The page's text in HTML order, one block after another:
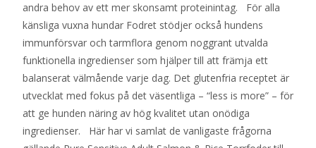
andra behov av ett mer skonsamt proteinintag. För alla
känsliga vuxna hundar Fodret stödjer också hundens
immunförsvar och tarmflora genom noggrant utvalda
funktionella ingredienser som hjälper till att främja ett
balanserat välmående varje dag. Det glutenfria receptet är
utvecklat med fokus på det väsentliga – “less is more” – för
att ge hunden näring av hög kvalitet utan onödiga
ingredienser. Här har vi samlat de vanligaste frågorna